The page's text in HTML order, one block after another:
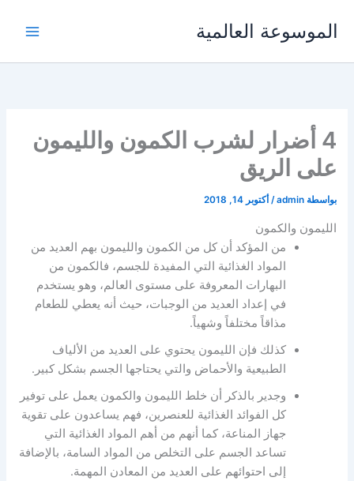
الموسوعة العالمية
4 أضرار لشرب الكمون والليمون
على الريق
بواسطة admin
/ أكتوبر 14, 2018
الليمون والكمون
من المؤكد أن كل من الكمون والليمون بهم العديد من
المواد الغذائية التي المفيدة للجسم، فالكمون من
البهارات المعروفة على مستوى العالم، وهو يستخدم
في إعداد العديد من الوجبات، حيث أنه يعطي للطعام
مذاقاً مختلفاً وشهياً.
كذلك فإن الليمون يحتوي على العديد من الألياف
الطبيعية والأحماض والتي يحتاجها الجسم بشكل كبير.
وجدير بالذكر أن خلط الليمون والكمون يعمل على توفير
كل الفوائد الغذائية للعنصرين، فهم يساعدون على تقوية
جهاز المناعة، كما أنهم من أهم المواد الغذائية التي
تساعد الجسم على التخلص من المواد السامة، بالإضافة
إلى احتوائهم على العديد من المعادن المهمة.